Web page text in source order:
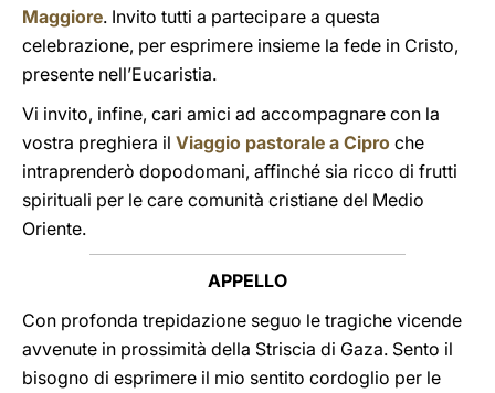
Maggiore. Invito tutti a partecipare a questa
celebrazione, per esprimere insieme la fede in Cristo,
presente nell’Eucaristia.
Vi invito, infine, cari amici ad accompagnare con la
vostra preghiera il Viaggio pastorale a Cipro che
intraprenderò dopodomani, affinché sia ricco di frutti
spirituali per le care comunità cristiane del Medio
Oriente.
APPELLO
Con profonda trepidazione seguo le tragiche vicende
avvenute in prossimità della Striscia di Gaza. Sento il
bisogno di esprimere il mio sentito cordoglio per le